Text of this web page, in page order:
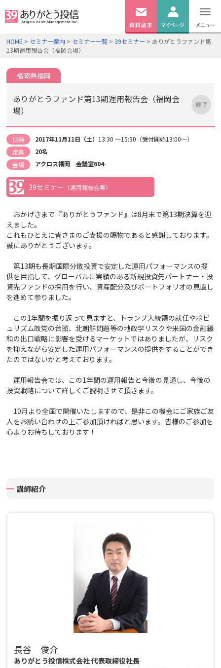
無料
資料 ログイン
HOME > セミナー案内 > セミナー一覧 >39セミナー > ありがとうファンド第
13期運用報告会（福岡会場）
福岡県福岡
ありがとうファンド第13期運用報告会（福岡会
場）
日時 2017年11月11日（土） 13:30 ～15:30（受付開始13:00～）
定員
20名
会場
アクロス福岡 会議室604
39セミナー （運用報告会等）
おかげさまで『ありがとうファンド』は8月末で第13期決算を迎
えました。
これもひとえに皆さまのご支援の賜物であると感謝しております。
誠にありがとうございます。
第13期も長期国際分散投資で安定した運用パフォーマンスの提
供を目指して、グローバルに実績のある新規投資先パートナー・投
資先ファンドの採用を行い、資産配分及びポートフォリオの見直し
を進めて参りました。
この1年間を振り返って見ますと、トランプ大統領の就任やポピ
ュリズム政党の台頭、北朝鮮問題等の地政学リスクや米国の金融緩
和の出口戦略に影響を受けるマーケットではありましたが、リスク
を抑えながら安定した運用パフォーマンスの提供をすることができ
たのではないかと考えております。
運用報告会では、この1年間の運用報告と今後の見通し、今後の
投資戦略について詳しくご説明させて頂きます。
10月より全国で開催いたしますので、是非この機会にご家族ご友
人をお誘い合わせの上ご参加頂ければと思います。皆様のご参加を
心よりお待ちしております！
講師紹介
長谷 俊介
ありがとう投信株式会社 代表取締役社長